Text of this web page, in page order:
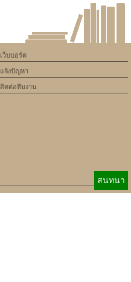
เว็บบอร์ด
แจ้งปัญหา
ติดต่อทีมงาน
สนทนา